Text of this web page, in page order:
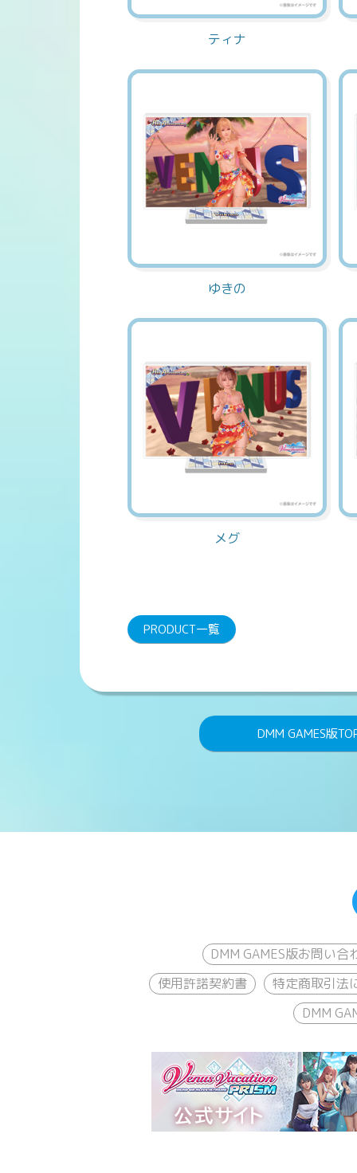
ティナ
ゆきの
メグ
PRODUCT一覧
DMM GAMES版
DMM GAMES版お問い合
使用許諾契約書
特定商取引法
DMM